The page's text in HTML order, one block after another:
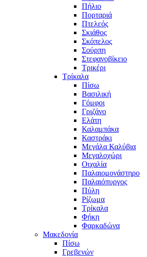
Πήλιο
Πορταριά
Πτελεός
Σκιάθος
Σκόπελος
Σούρπη
Στεφανοβίκειο
Τρικέρι
Τρίκαλα
Πίσω
Βασιλική
Γόμφοι
Γριζάνο
Ελάτη
Καλαμπάκα
Καστράκι
Μεγάλα Καλύβια
Μεγαλοχώρι
Οιχαλία
Παλαιομονάστηρο
Παλαιόπυργος
Πύλη
Ρίζωμα
Τρίκαλα
Φήκη
Φαρκαδώνα
Μακεδονία
Πίσω
Γρεβενών